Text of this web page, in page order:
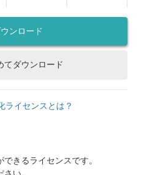
ンロード
てダウンロード
ライセンスとは？
きるライセンスです。